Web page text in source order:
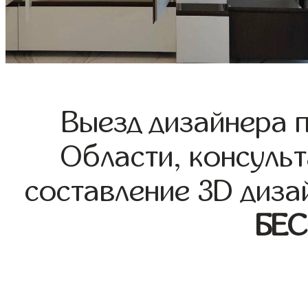
Выезд дизайнера
Области,
составление 3D